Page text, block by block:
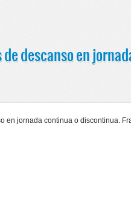
descanso en
en jornada continua o discontinua.